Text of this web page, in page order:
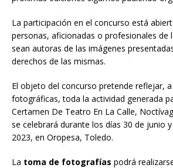
La participación en el concurso está
personas, aficionadas o profesionales de
sean autoras de las imágenes
derechos de las mismas.
El objeto del concurso pretende reflejar,
fotográficas, toda la actividad generada
Certamen De Teatro En La Calle,
se celebrará durante los días 30 de junio
2023, en Oropesa, Toledo.
La toma de fotografías podrá